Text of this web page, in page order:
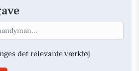
det relevante værktøj